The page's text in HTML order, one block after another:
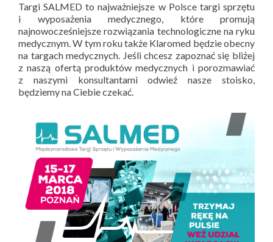
Targi SALMED to najważniejsze w Polsce targi sprzętu
i wyposażenia medycznego, które promują
najnowocześniejsze rozwiązania technologiczne na ryku
medycznym. W tym roku także Klaromed będzie obecny
na targach medycznych. Jeśli chcesz zapoznać się bliżej
z naszą ofertą produktów medycznych i porozmawiać
z naszymi konsultantami odwieź nasze stoisko,
będziemy na Ciebie czekać.